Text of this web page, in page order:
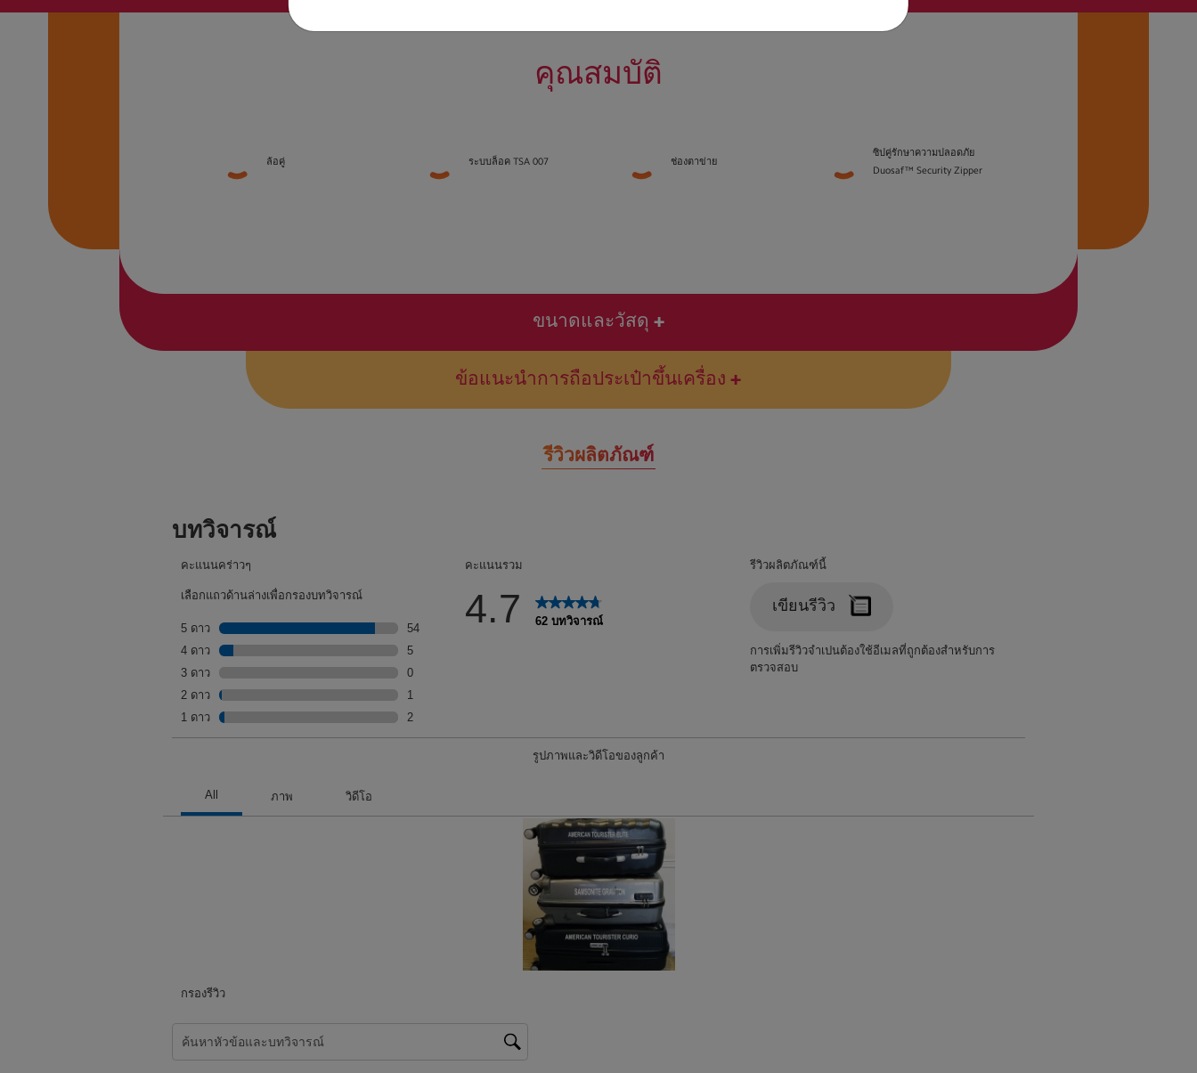
คุณสมบัติ
ล้อคู่ ระบบล็อค TSA 007 ช่องตาข่าย
ซิปคู่รักษาความปลอดภัย
Duosaf™ Security Zipper
ขนาดและวัสดุ
ข้อแนะนำการถือประเป๋าขึ้นเครื่อง
รีวิวผลิตภัณฑ์